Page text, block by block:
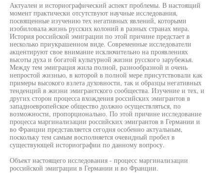
Актуален и историографический аспект проблемы. В настоящий
момент практически отсутствуют научные исследования,
посвященные изучению тех негативных явлений, которыми
изобиловала жизнь русских колоний в разных странах мира.
История российской эмиграции по этой причине предстает в
несколько приукрашенном виде. Современные исследователи
акцентируют свое внимание исключительно на проявлениях
высоты духа и богатой культурной жизни русского зарубежья.
Между тем эмиграция жила полной, разнообразной и очень
непростой жизнью, в которой в полной мере присутствовали как
примеры высокого взлета духовности, так и образцы негативных
тенденций в жизни эмигрантского сообщества. Изучение и тех, и
других сторон процесса вхождения российских эмигрантов в
западноевропейское общество должно осуществляться, по
возможности, пропорционально. По этой причине исследование
процесса маргинализации российских эмигрантов в Германии и
во Франции представляется сегодня особенно актуальным,
поскольку тем самым восполняется очевидный пробел в
существующей историографии по данному вопросу.
Объект настоящего исследования - процесс маргинализации
российской эмиграции в Германии и во Франции.